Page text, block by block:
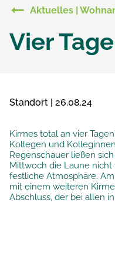
Aktuelles |
Vier
Standort | 26.08.24
Kirmes total an vier
Kollegen und
Regenschauer ließen
Mittwoch die Laune
festliche Atmosphäre.
mit einem weiteren
Abschluss, der bei allen